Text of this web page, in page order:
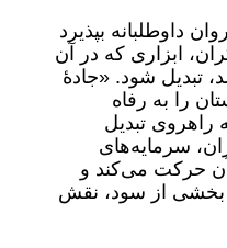
داوطلبانه بپذیرد
ابزاری که در آن
تبدیل شود. «جادۀ
را به رفاه
راهروی تبدیل
سرمایه‌های
آن حرکت می‌کند و
به بخشی از سود، نقش